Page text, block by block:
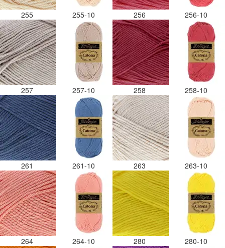
255 255-10 256 256-10
257 257-10 258 258-10
261 261-10 263 263-10
264 264-10 280 280-10